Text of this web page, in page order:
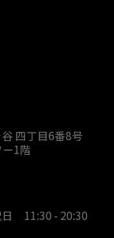
谷 四丁目6番8号
1階
11:30 - 20:30